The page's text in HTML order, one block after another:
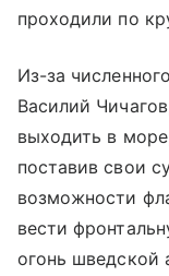
проходили по
Из-за
Василий
выходить в
поставив свои
возможности
вести
огонь шведской